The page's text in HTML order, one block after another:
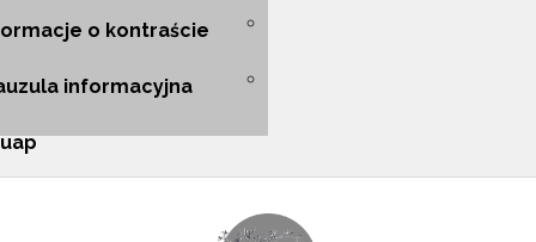
o kontraście
informacyjna